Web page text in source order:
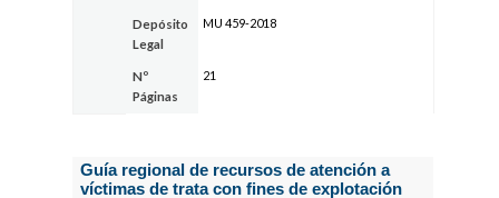
Depósito
Legal
MU 459-2018
Nº
Páginas
21
Guía regional de recursos de atención a
víctimas de trata con fines de explotación